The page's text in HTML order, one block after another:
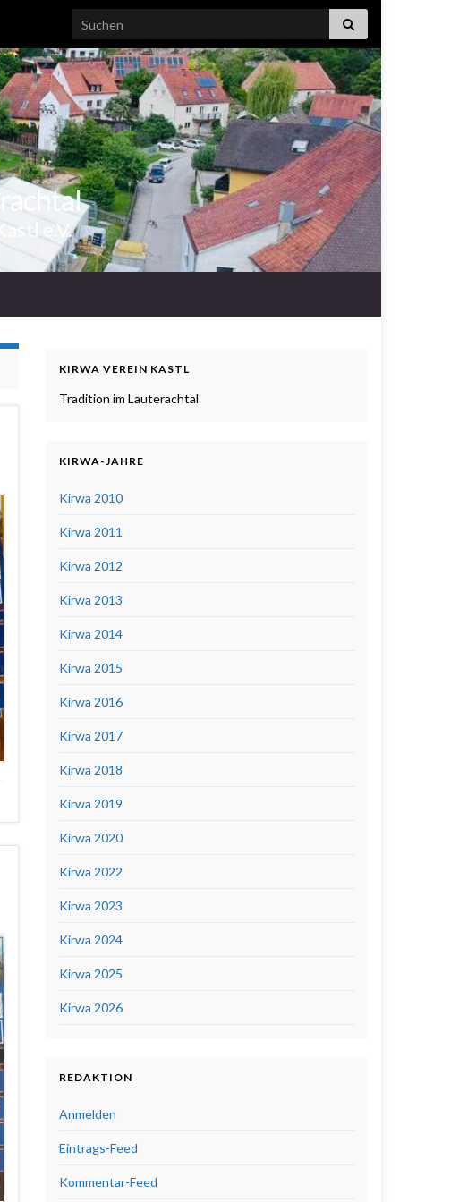
Search for:
e.V.
KIRWA VEREIN KASTL
Tradition im Lauterachtal
KIRWA-JAHRE
Kirwa 2010
Kirwa 2011
Kirwa 2012
Kirwa 2013
Kirwa 2014
Kirwa 2015
Kirwa 2016
Kirwa 2017
Kirwa 2018
Kirwa 2019
Kirwa 2020
Kirwa 2022
Kirwa 2023
Kirwa 2024
Kirwa 2025
Kirwa 2026
REDAKTION
Anmelden
Eintrags-Feed
Kommentar-Feed